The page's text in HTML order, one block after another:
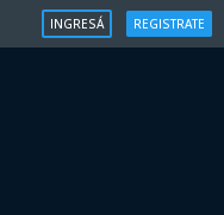
INGRESÁ REGISTRATE